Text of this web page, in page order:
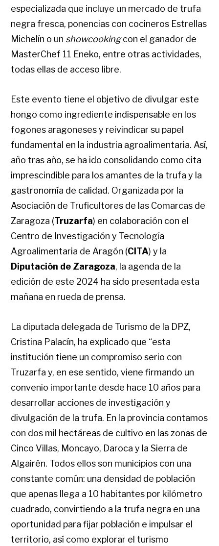
especializada que incluye un mercado de trufa
negra fresca, ponencias con cocineros Estrellas
Michelín o un showcookingcon el ganador de
MasterChef 11 Eneko, entre otras actividades,
todas ellas de acceso libre.
Este evento tiene el objetivo de divulgar este
hongo como ingrediente indispensable en los
fogones aragoneses y reivindicar su papel
fundamental en la industria agroalimentaria. Así,
año tras año, se ha ido consolidando como cita
imprescindible para los amantes de la trufa y la
gastronomía de calidad. Organizada por la
Asociación de Truficultores de las Comarcas de
Zaragoza (Truzarfa) en colaboración con el
Centro de Investigación y Tecnología
Agroalimentaria de Aragón (CITA) y la
Diputación de Zaragoza, la agenda de la
edición de este 2024 ha sido presentada esta
mañana en rueda de prensa.
La diputada delegada de Turismo de la DPZ,
Cristina Palacín, ha explicado que “esta
institución tiene un compromiso serio con
Truzarfa y, en ese sentido, viene firmando un
convenio importante desde hace 10 años para
desarrollar acciones de investigación y
divulgación de la trufa. En la provincia contamos
con dos mil hectáreas de cultivo en las zonas de
Cinco Villas, Moncayo, Daroca y la Sierra de
Algairén. Todos ellos son municipios con una
constante común: una densidad de población
que apenas llega a 10 habitantes por kilómetro
cuadrado, convirtiendo a la trufa negra en una
oportunidad para fijar población e impulsar el
territorio, así como explorar el turismo